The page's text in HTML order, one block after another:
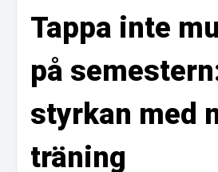
Tappa inte
på
styrkan med
träning